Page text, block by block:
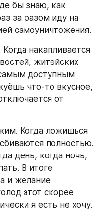
бы знаю, как
за разом иду на
самоуничтожения.
накапливается
житейских
доступным
что-то вкусное,
от
Когда ложишься
полностью.
день, когда ночь,
В итоге
и желание
этот скорее